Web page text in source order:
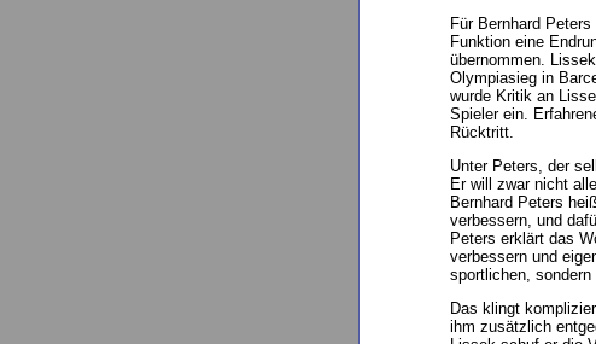
Für Bernhard
Funktion eine
übernommen.
Olympiasieg in
wurde Kritik an
Spieler ein.
Rücktritt.
Unter Peters, der
Er will zwar nicht
Bernhard Peters
verbessern, und
Peters erklärt das
verbessern und
sportlichen,
Das klingt
ihm zusätzlich